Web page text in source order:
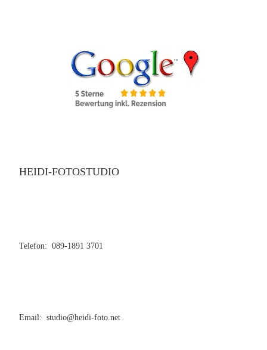
HEIDI-FOTOSTUDIO
Telefon: 089-1891 3701
Email: studio@heidi-foto.net